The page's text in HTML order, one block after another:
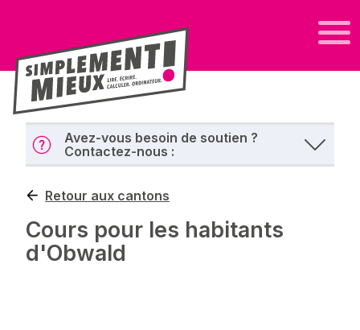
Avez-vous besoin de soutien ?
Contactez-nous :
Retour aux cantons
Cours pour les habitants
d'Obwald